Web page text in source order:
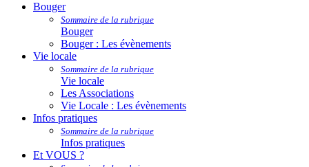
Bouger
Sommaire de la rubrique
Bouger
Bouger : Les évènements
Vie locale
Sommaire de la rubrique
Vie locale
Les Associations
Vie Locale : Les évènements
Infos pratiques
Sommaire de la rubrique
Infos pratiques
Et VOUS ?